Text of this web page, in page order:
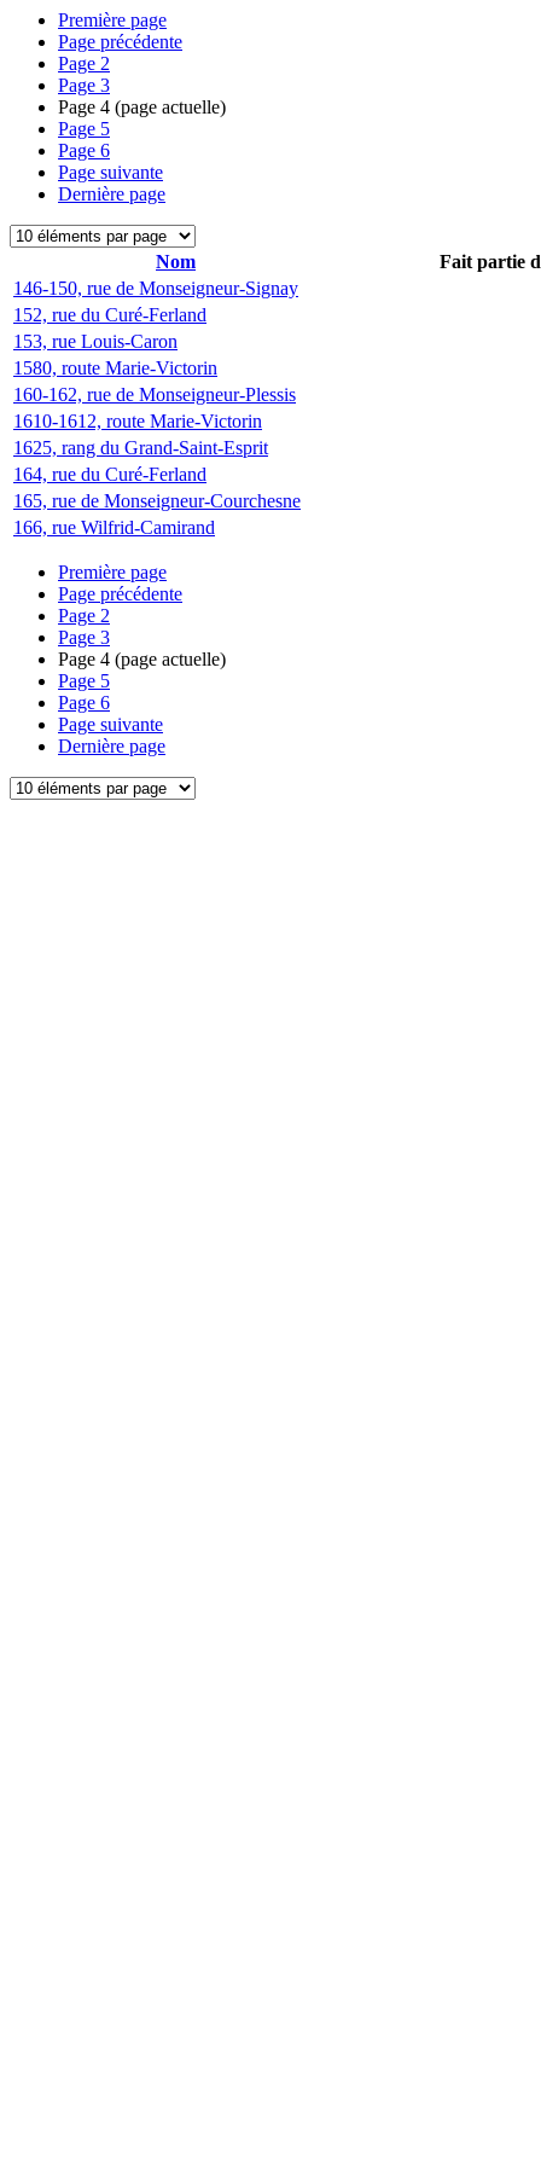
Première page
Page précédente
Page 2
Page 3
Page 4 (page actuelle)
Page 5
Page 6
Page suivante
Dernière page
Nom
Fait partie
146-150, rue de Monseigneur-Signay
152, rue du Curé-Ferland
153, rue Louis-Caron
1580, route Marie-Victorin
160-162, rue de Monseigneur-Plessis
1610-1612, route Marie-Victorin
1625, rang du Grand-Saint-Esprit
164, rue du Curé-Ferland
165, rue de Monseigneur-Courchesne
166, rue Wilfrid-Camirand
Première page
Page précédente
Page 2
Page 3
Page 4 (page actuelle)
Page 5
Page 6
Page suivante
Dernière page